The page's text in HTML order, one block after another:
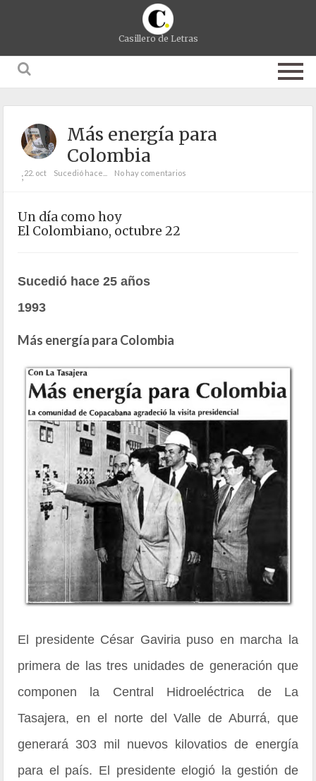
Casillero de Letras
Más energía para
Colombia
;22. oct Sucedió hace... No hay comentarios
Un día como hoy
El Colombiano, octubre 22
Sucedió hace 25 años
1993
Más energía para Colombia
El presidente César Gaviria puso en marcha la
primera de las tres unidades de generación que
componen la Central Hidroeléctrica de La
Tasajera, en el norte del Valle de Aburrá, que
generará 303 mil nuevos kilovatios de energía
para el país. El presidente elogió la gestión de